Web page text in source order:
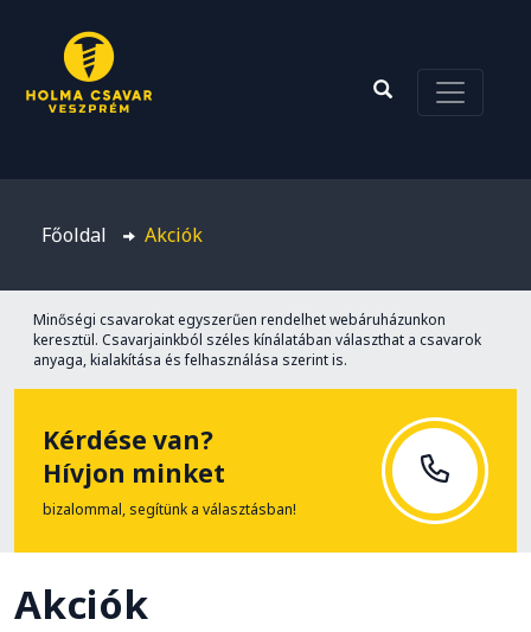
Főoldal Akciók
Minőségi csavarokat egyszerűen rendelhet webáruházunkon
keresztül. Csavarjainkból széles kínálatában választhat a csavarok
anyaga, kialakítása és felhasználása szerint is.
Kérdése van?
Hívjon minket
bizalommal, segítünk a választásban!
Akciók